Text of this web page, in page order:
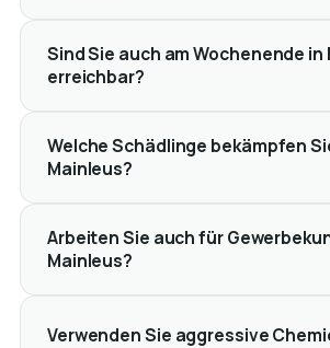
Sind Sie auch am Wochenende in
erreichbar?
Welche Schädlinge bekämpfen
Mainleus?
Arbeiten Sie auch für
Mainleus?
Verwenden Sie aggressive